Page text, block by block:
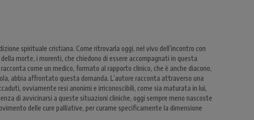
spirituale cristiana. Come ritrovarla oggi, nel vivo dell’incontro con
morte, i morenti, che chiedono di essere accompagnati in questa
come un medico, formato al rapporto clinico, che è anche diacono,
abbia affrontato questa domanda. L’autore racconta attraverso una
ovviamente resi anonimi e irriconoscibili, come sia maturata in lui,
di avvicinarsi a queste situazioni cliniche, oggi sempre meno nascoste
delle cure palliative, per curarne specificamente la dimensione